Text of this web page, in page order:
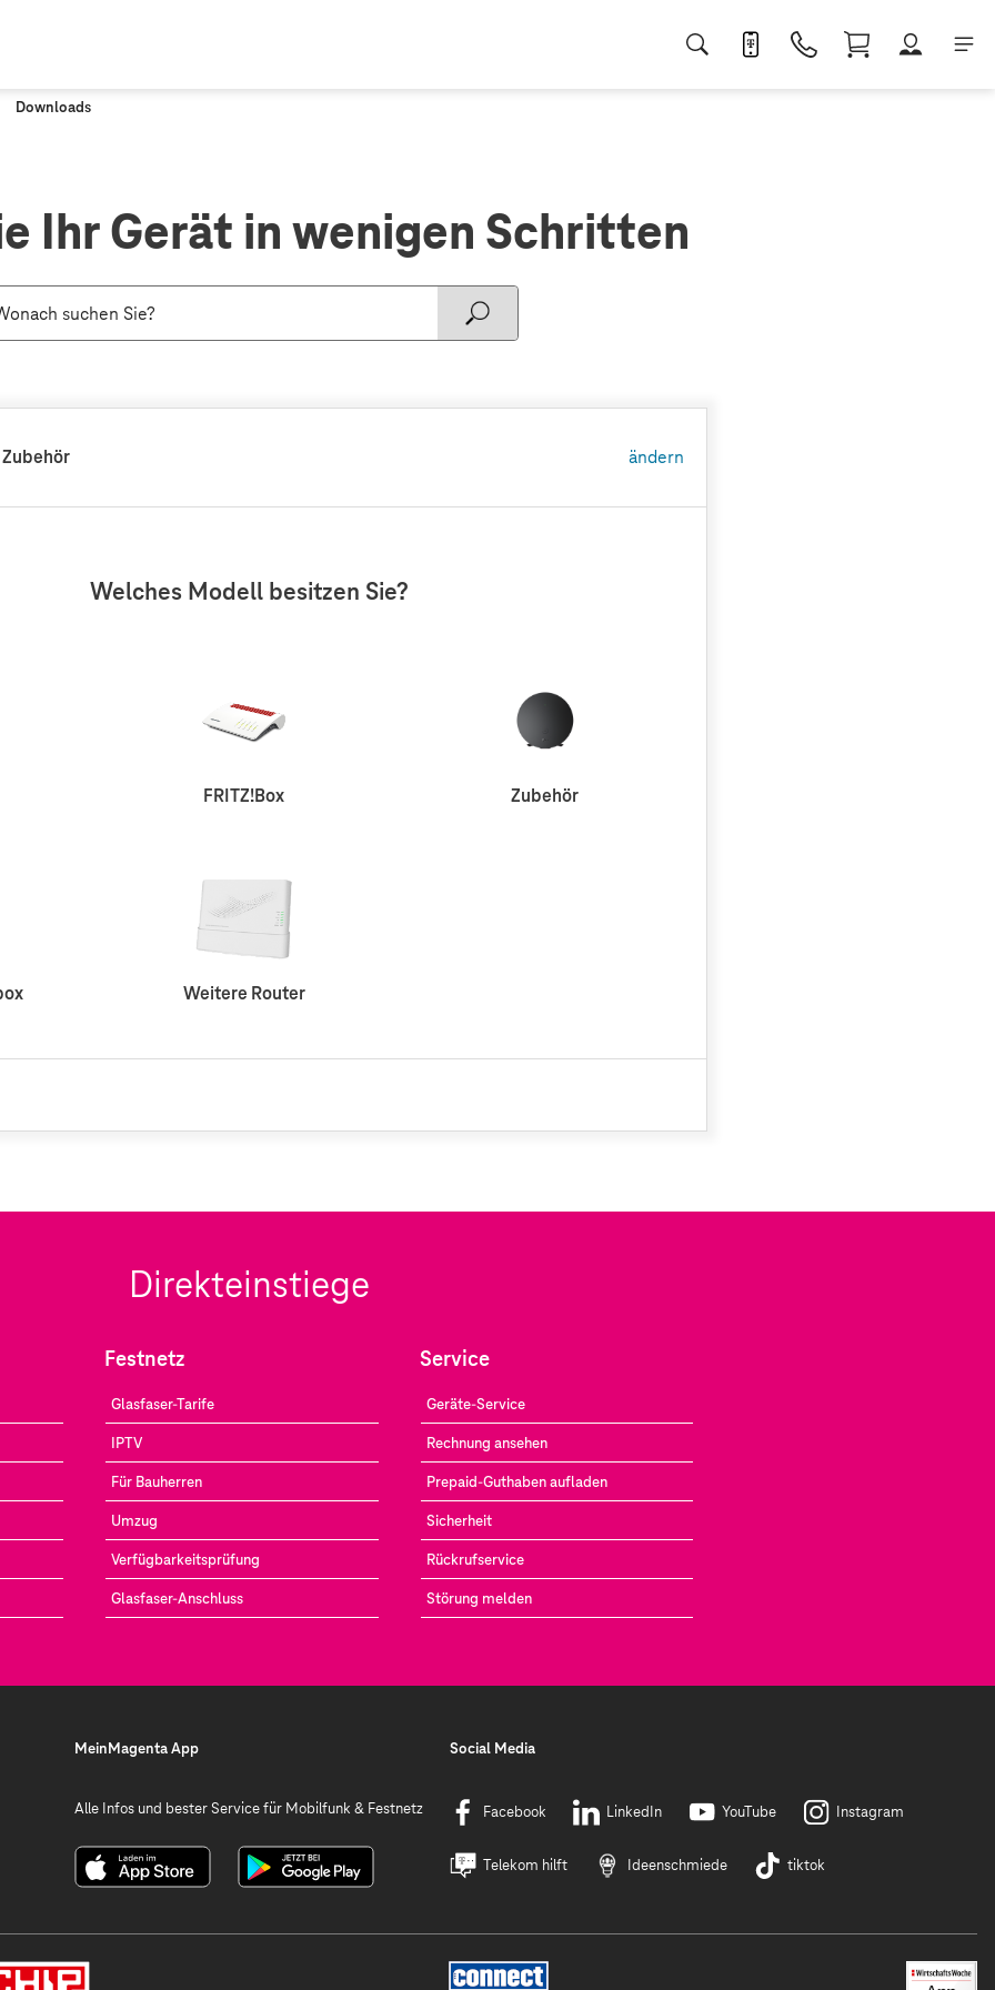
Downloads
Ihr Gerät in wenigen Schritten
ändern
Welches Modell besitzen Sie?
FRITZ!Box Zubehör
Weitere Router
Direkteinstiege
Festnetz
Glasfaser-Tarife
IPTV
Für Bauherren
Umzug
Verfügbarkeitsprüfung
Glasfaser-Anschluss
Service
Geräte-Service
Rechnung ansehen
Prepaid-Guthaben aufladen
Sicherheit
Rückrufservice
Störung melden
MeinMagenta App
Alle Infos und bester Service für Mobilfunk & Festnetz
Social Media
Facebook LinkedIn YouTube Instagram
Telekom hilft Ideenschmiede tiktok